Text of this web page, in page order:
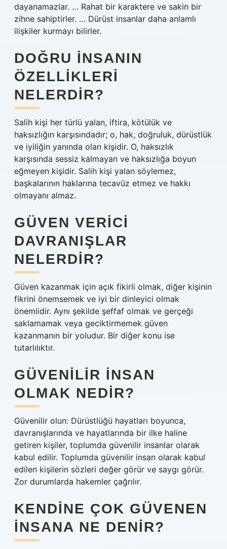
dayanamazlar. … Rahat bir karaktere ve sakin bir
zihne sahiptirler. … Dürüst insanlar daha anlamlı
ilişkiler kurmayı bilirler.
DOĞRU INSANIN
ÖZELLIKLERI
NELERDIR?
Salih kişi her türlü yalan, iftira, kötülük ve
haksızlığın karşısındadır; o, hak, doğruluk, dürüstlük
ve iyiliğin yanında olan kişidir. O, haksızlık
karşısında sessiz kalmayan ve haksızlığa boyun
eğmeyen kişidir. Salih kişi yalan söylemez,
başkalarının haklarına tecavüz etmez ve hakkı
olmayanı almaz.
GÜVEN VERICI
DAVRANIŞLAR
NELERDIR?
Güven kazanmak için açık fikirli olmak, diğer kişinin
fikrini önemsemek ve iyi bir dinleyici olmak
önemlidir. Aynı şekilde şeffaf olmak ve gerçeği
saklamamak veya geciktirmemek güven
kazanmanın bir yoludur. Bir diğer konu ise
tutarlılıktır.
GÜVENILIR INSAN
OLMAK NEDIR?
Güvenilir olun: Dürüstlüğü hayatları boyunca,
davranışlarında ve hayatlarında bir ilke haline
getiren kişiler, toplumda güvenilir insanlar olarak
kabul edilir. Toplumda güvenilir insan olarak kabul
edilen kişilerin sözleri değer görür ve saygı görür.
Zor durumlarda hakemler çağrılır.
KENDINE ÇOK GÜVENEN
INSANA NE DENIR?